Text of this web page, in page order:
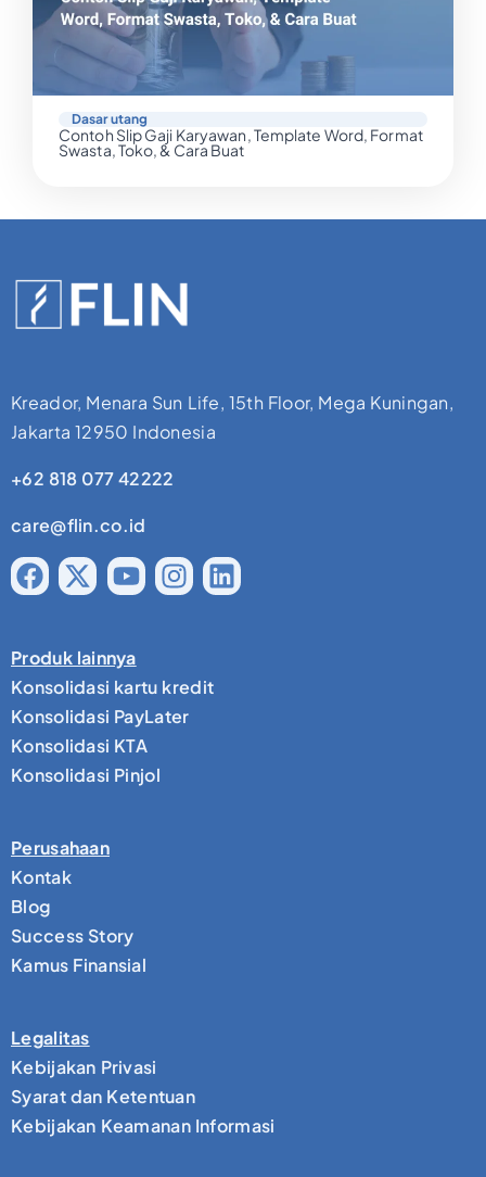
Dasar utang
Contoh Slip Gaji Karyawan, Template Word, Format
Swasta, Toko, & Cara Buat
Kreador, Menara Sun Life, 15th Floor, Mega Kuningan,
Jakarta 12950 Indonesia
+62 818 077 42222
care@flin.co.id
Produk lainnya
Konsolidasi kartu kredit
Konsolidasi PayLater
Konsolidasi KTA
Konsolidasi Pinjol
Perusahaan
Kontak
Blog
Success Story
Kamus Finansial
Legalitas
Kebijakan Privasi
Syarat dan Ketentuan
Kebijakan Keamanan Informasi